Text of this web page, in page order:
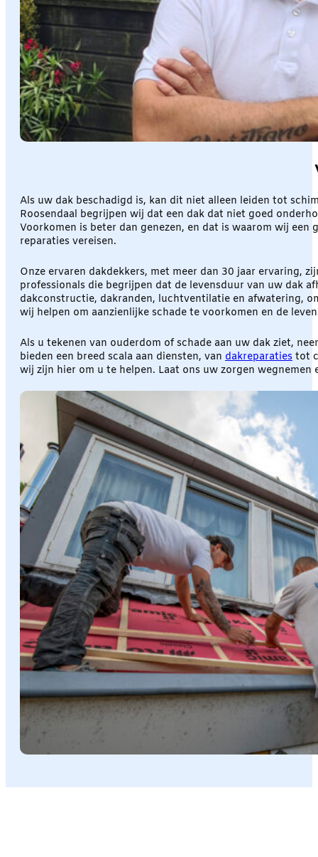
Als uw dak beschadigd is, kan dit niet alleen leiden tot
Roosendaal begrijpen wij dat een dak dat niet goed
Voorkomen is beter dan genezen, en dat is waarom wij
reparaties vereisen.
Onze ervaren dakdekkers, met meer dan 30 jaar ervaring,
professionals die begrijpen dat de levensduur van uw dak
dakconstructie, dakranden, luchtventilatie en afwatering,
wij helpen om aanzienlijke schade te voorkomen en de
Als u tekenen van ouderdom of schade aan uw dak ziet,
bieden een breed scala aan diensten, van dakreparaties tot
wij zijn hier om u te helpen. Laat ons uw zorgen